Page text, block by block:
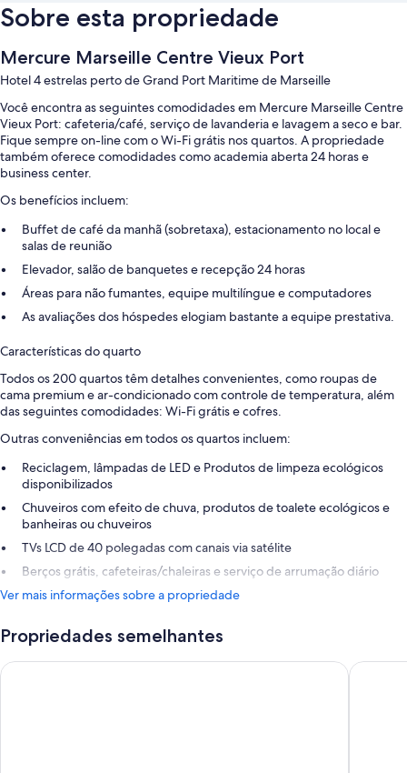
Sobre esta propriedade
Mercure Marseille Centre Vieux Port
Hotel 4 estrelas perto de Grand Port Maritime de Marseille
Você encontra as seguintes comodidades em Mercure Marseille Centre
Vieux Port: cafeteria/café, serviço de lavanderia e lavagem a seco e bar.
Fique sempre on-line com o Wi-Fi grátis nos quartos. A propriedade
também oferece comodidades como academia aberta 24 horas e
business center.
Os benefícios incluem:
Buffet de café da manhã (sobretaxa), estacionamento no local e
salas de reunião
Elevador, salão de banquetes e recepção 24 horas
Áreas para não fumantes, equipe multilíngue e computadores
As avaliações dos hóspedes elogiam bastante a equipe prestativa.
Características do quarto
Todos os 200 quartos têm detalhes convenientes, como roupas de
cama premium e ar-condicionado com controle de temperatura, além
das seguintes comodidades: Wi-Fi grátis e cofres.
Outras conveniências em todos os quartos incluem:
Reciclagem, lâmpadas de LED e Produtos de limpeza ecológicos
disponibilizados
Chuveiros com efeito de chuva, produtos de toalete ecológicos e
banheiras ou chuveiros
TVs LCD de 40 polegadas com canais via satélite
Berços grátis, cafeteiras/chaleiras e serviço de arrumação diário
Ver mais informações sobre a propriedade
Propriedades semelhantes
Hôtel Mercure Marseille Canebière Vieux-Port NH